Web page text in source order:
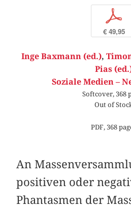
p
€ 49,95
Inge Baxmann (ed.),
Pias
Soziale Medien –
Softcover, 368
Out of
PDF, 368
An
positiven oder
Phantasmen der